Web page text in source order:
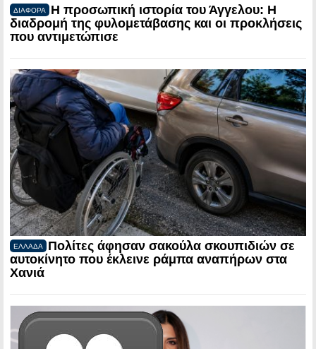
ΔΙΑΦΟΡΑ
Η προσωπική ιστορία του Άγγελου: Η
διαδρομή της φυλομετάβασης και οι προκλήσεις
που αντιμετώπισε
ΕΛΛΑΔΑ
Πολίτες άφησαν σακούλα σκουπιδιών σε
αυτοκίνητο που έκλεινε ράμπα αναπήρων στα
Χανιά